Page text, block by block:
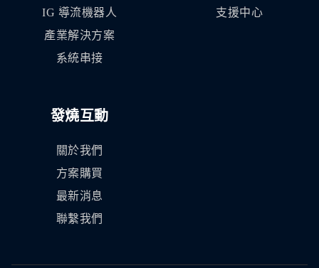
IG 導流機器人
產業解決方案
系統串接
支援中心
發燒互動
關於我們
方案購買
最新消息
聯繫我們